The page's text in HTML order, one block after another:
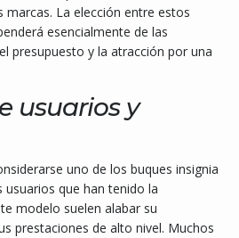
La elección entre estos
esencialmente de las
presupuesto y la atracción por una
usuarios y
uno de los buques insignia
que han tenido la
modelo suelen alabar su
prestaciones de alto nivel. Muchos